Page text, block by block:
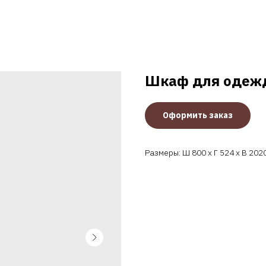
Шкаф для
Оформить заказ
Размеры: Ш 800 x Г 524 x В